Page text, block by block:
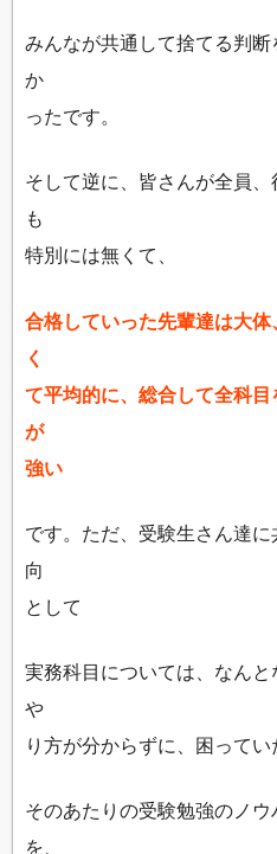
みんなが共通して捨てる判
か
ったです。
そして逆に、皆さんが全員
も
特別には無くて、
合格していった先輩達は大
く
て平均的に、総合して全科
が
強い
です。ただ、受験生さん達
向
として
実務科目については、なん
や
り方が分からずに、困ってい
そのあたりの受験勉強のノ
を、